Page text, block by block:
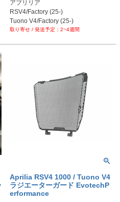
PRN018705-03
PRN018705-04
アプリリア
RSV4/Factory (25-)
Tuono V4/Factory (25-)
2~4週間
Aprilia RSV4 1000 / Tuono V4
ラジエーターガード EvotechP
erformance